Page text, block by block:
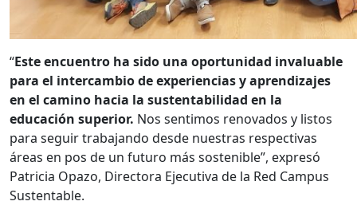
“Este encuentro ha sido una oportunidad invaluable
para el intercambio de experiencias y aprendizajes
en el camino hacia la sustentabilidad en la
educación superior. Nos sentimos renovados y listos
para seguir trabajando desde nuestras respectivas
áreas en pos de un futuro más sostenible”, expresó
Patricia Opazo, Directora Ejecutiva de la Red Campus
Sustentable.